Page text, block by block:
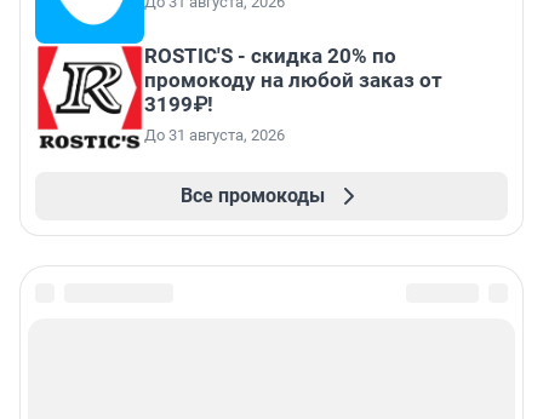
ROSTIC'S - скидка 20% по
промокоду на любой заказ от
3199₽!
До 31 августа, 2026
Все промокоды